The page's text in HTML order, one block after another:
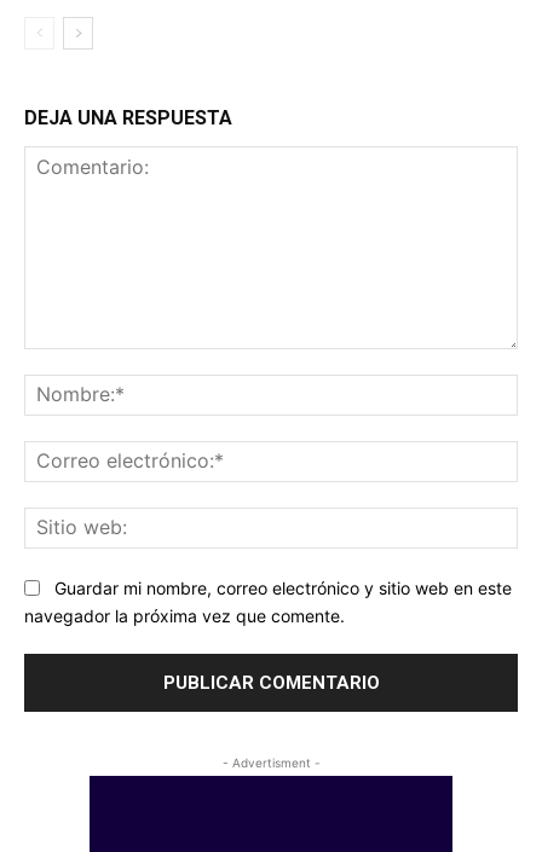
DEJA UNA RESPUESTA
Guardar mi nombre, correo electrónico y sitio web en este
navegador la próxima vez que comente.
- Advertisment -